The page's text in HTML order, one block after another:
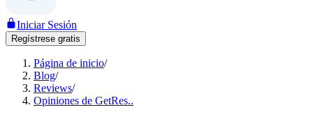
Iniciar Sesión
Regístrese gratis
Página de inicio/
Blog/
Reviews/
Opiniones de GetRes..